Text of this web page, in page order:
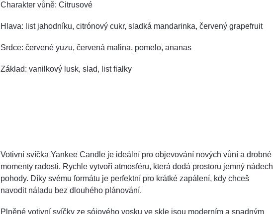
Charakter vůně: Citrusové
Hlava: list jahodníku, citrónový cukr, sladká mandarinka, červený grapefruit
Srdce: červené yuzu, červená malina, pomelo, ananas
Základ: vanilkový lusk, slad, list fialky
Votivní svíčka Yankee Candle je ideální pro objevování nových vůní a drobné
momenty radosti. Rychle vytvoří atmosféru, která dodá prostoru jemný nádech
pohody. Díky svému formátu je perfektní pro krátké zapálení, kdy chceš
navodit náladu bez dlouhého plánování.
Plněné votivní svíčky ze sójového vosku ve skle jsou moderním a snadným